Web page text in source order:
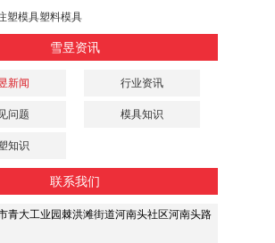
塑模具塑料模具
雪昱资讯
新闻 行业资讯
问题 模具知识
知识
联系我们
青大工业园棘洪滩街道河南头社区河南头路